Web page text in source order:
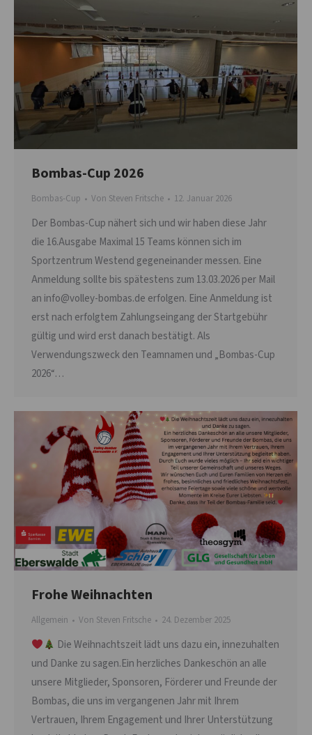
Bombas-Cup 2026
Bombas-Cup Von Steven Fritsche 12. Januar 2026
Der Bombas-Cup nähert sich und wir haben diese Jahr
die 16.Ausgabe Maximal 15 Teams können sich im
Sportzentrum Westend gegeneinander messen. Eine
Anmeldung sollte bis spätestens zum 13.03.2026 per Mail
an info@volley-bombas.de erfolgen. Eine Anmeldung ist
erst nach erfolgtem Zahlungseingang der Startgebühr
gültig und wird erst danach bestätigt. Als
Verwendungszweck den Teamnamen und „Bombas-Cup
2026“…
Frohe Weihnachten
Allgemein Von Steven Fritsche 24. Dezember 2025
Die Weihnachtszeit lädt uns dazu ein, innezuhalten
und Danke zu sagen.Ein herzliches Dankeschön an alle
unsere Mitglieder, Sponsoren, Förderer und Freunde der
Bombas, die uns im vergangenen Jahr mit Ihrem
Vertrauen, Ihrem Engagement und Ihrer Unterstützung